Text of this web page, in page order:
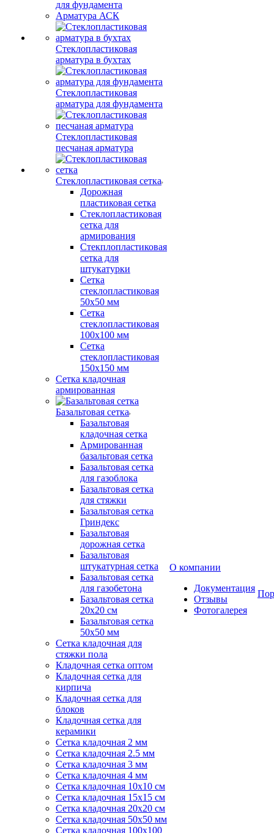
для фундамента
Арматура АСК
Стеклопластиковая
арматура в бухтах
Стеклопластиковая
арматура для фундамента
Стеклопластиковая
песчаная арматура
Стеклопластиковая сетка
Дорожная
пластиковая сетка
Стеклопластиковая
сетка для
армирования
Стекплопластиковая
сетка для
штукатурки
Сетка
стеклопластиковая
50x50 мм
Сетка
стеклопластиковая
100x100 мм
Сетка
стеклопластиковая
150x150 мм
Сетка кладочная
армированная
Базальтовая сетка
Базальтовая
кладочная сетка
Армированная
базальтовая сетка
Базальтовая сетка
для газоблока
Базальтовая сетка
для стяжки
Базальтовая сетка
Гриндекс
Базальтовая
дорожная сетка
Базальтовая
штукатурная сетка
Базальтовая сетка
для газобетона
Базальтовая сетка
20x20 см
Базальтовая сетка
50x50 мм
Сетка кладочная для
стяжки пола
Кладочная сетка оптом
Кладочная сетка для
кирпича
Кладочная сетка для
блоков
Кладочная сетка для
керамики
Сетка кладочная 2 мм
Сетка кладочная 2.5 мм
Сетка кладочная 3 мм
Сетка кладочная 4 мм
Сетка кладочная 10x10 см
Сетка кладочная 15x15 см
Сетка кладочная 20x20 см
Сетка кладочная 50x50 мм
Сетка кладочная 100x100
О компании
Документация
Отзывы
Фотогалерея